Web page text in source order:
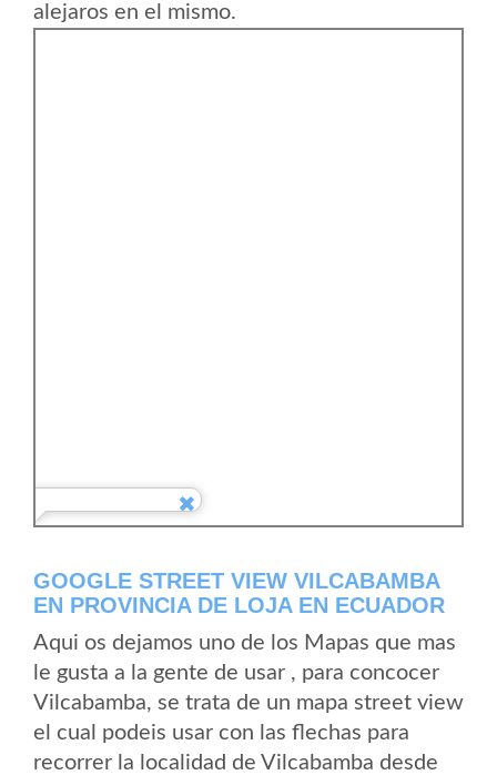
alejaros en el mismo.
GOOGLE STREET VIEW VILCABAMBA
EN PROVINCIA DE LOJA EN ECUADOR
Aqui os dejamos uno de los Mapas que mas
le gusta a la gente de usar , para concocer
Vilcabamba, se trata de un mapa street view
el cual podeis usar con las flechas para
recorrer la localidad de Vilcabamba desde